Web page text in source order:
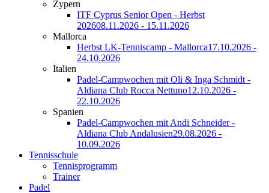
Zypern
ITF Cyprus Senior Open - Herbst
202608.11.2026 - 15.11.2026
Mallorca
Herbst LK-Tenniscamp - Mallorca17.10.2026 -
24.10.2026
Italien
Padel-Campwochen mit Oli & Inga Schmidt -
Aldiana Club Rocca Nettuno12.10.2026 -
22.10.2026
Spanien
Padel-Campwochen mit Andi Schneider -
Aldiana Club Andalusien29.08.2026 -
10.09.2026
Tennisschule
Tennisprogramm
Trainer
Padel